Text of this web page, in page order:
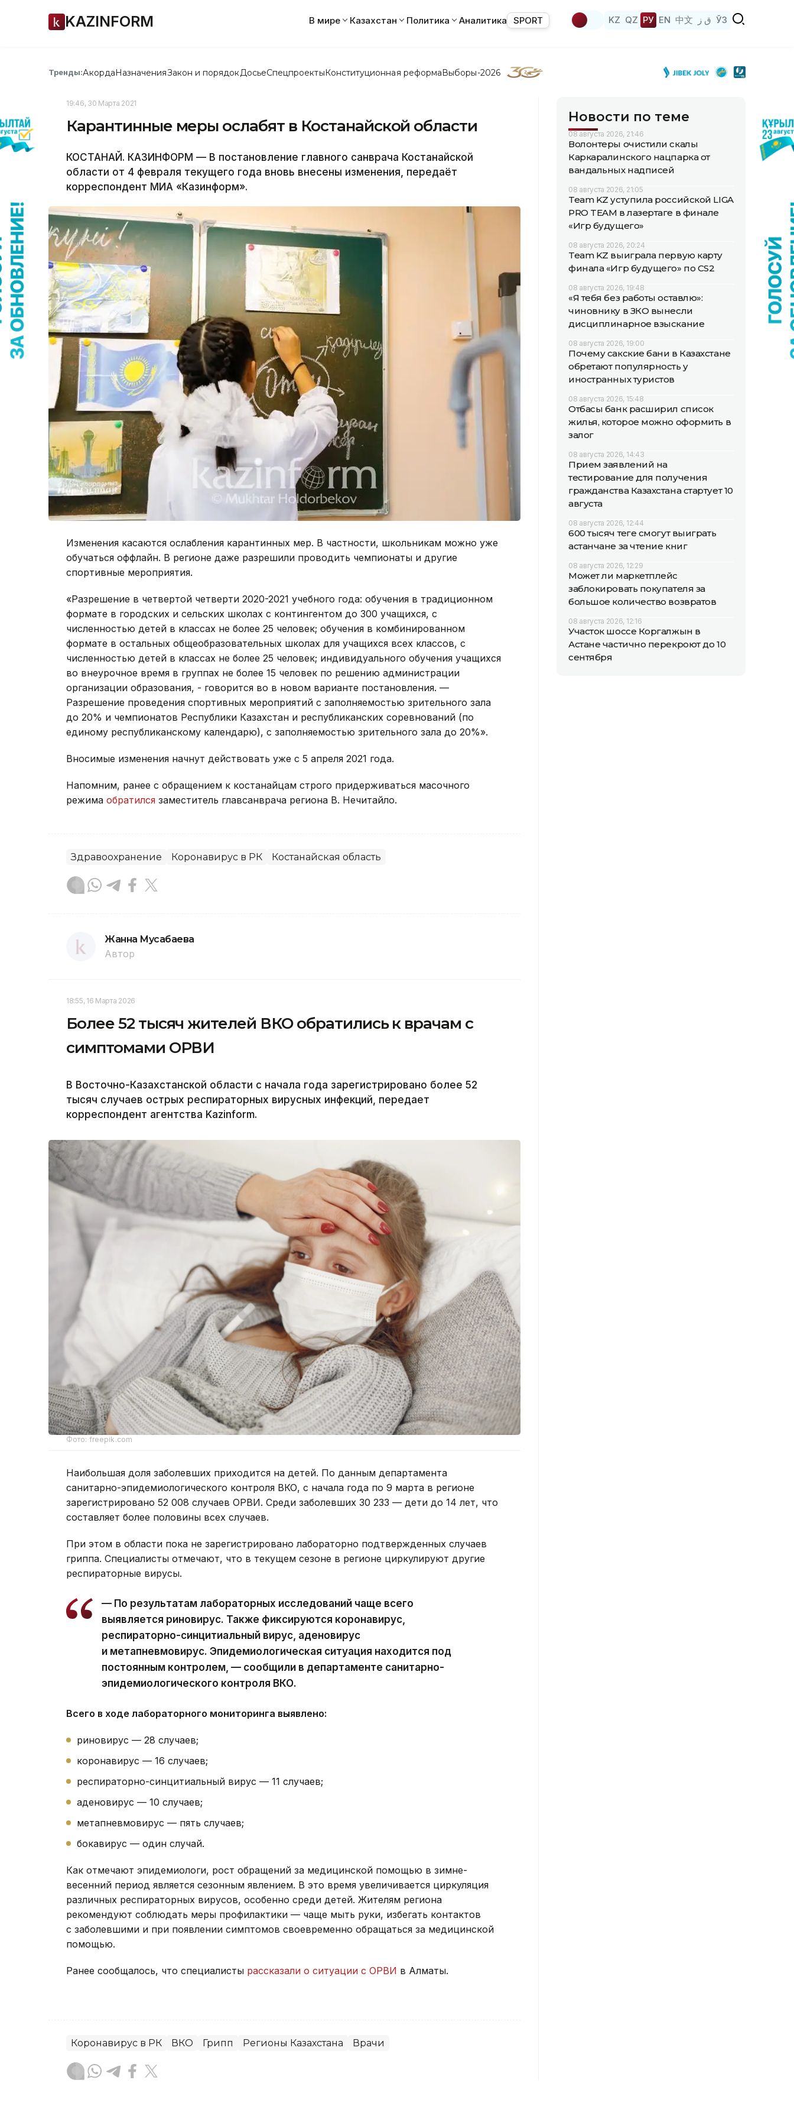
KAZINFORM В мире Казахстан Политика Аналитика SPORT KZ QZ РУ EN 中文 ق ز ЎЗ
Тренды:АкордаНазначенияЗакон и порядок ДосьеСпецпроектыКонституционная реформаВыборы-2026
19:46, 30 Марта 2021
Карантинные меры ослабят в Костанайской области
КОСТАНАЙ. КАЗИНФОРМ — В постановление главного санврача Костанайской
области от 4 февраля текущего года вновь внесены изменения, передаёт
корреспондент МИА «Казинформ».
Изменения касаются ослабления карантинных мер. В частности, школьникам можно уже
обучаться оффлайн. В регионе даже разрешили проводить чемпионаты и другие
спортивные мероприятия.
«Разрешение в четвертой четверти 2020-2021 учебного года: обучения в традиционном
формате в городских и сельских школах с контингентом до 300 учащихся, с
численностью детей в классах не более 25 человек; обучения в комбинированном
формате в остальных общеобразовательных школах для учащихся всех классов, с
численностью детей в классах не более 25 человек; индивидуального обучения учащихся
во внеурочное время в группах не более 15 человек по решению администрации
организации образования, - говорится во в новом варианте постановления. —
Разрешение проведения спортивных мероприятий с заполняемостью зрительного зала
до 20% и чемпионатов Республики Казахстан и республиканских соревнований (по
единому республиканскому календарю), с заполняемостью зрительного зала до 20%».
Вносимые изменения начнут действовать уже с 5 апреля 2021 года.
Напомним, ранее с обращением к костанайцам строго придерживаться масочного
режима обратился заместитель главсанврача региона В. Нечитайло.
Здравоохранение Коронавирус в РК Костанайская область
Жанна Мусабаева
Автор
18:55, 16 Марта 2026
Более 52 тысяч жителей ВКО обратились к врачам с
симптомами ОРВИ
В Восточно-Казахстанской области с начала года зарегистрировано более 52
тысяч случаев острых респираторных вирусных инфекций, передает
корреспондент агентства Kazinform.
Фото: freepik.com
Наибольшая доля заболевших приходится на детей. По данным департамента
санитарно-эпидемиологического контроля ВКО, с начала года по 9 марта в регионе
зарегистрировано 52 008 случаев ОРВИ. Среди заболевших 30 233 — дети до 14 лет, что
составляет более половины всех случаев.
При этом в области пока не зарегистрировано лабораторно подтвержденных случаев
гриппа. Специалисты отмечают, что в текущем сезоне в регионе циркулируют другие
респираторные вирусы.
— По результатам лабораторных исследований чаще всего
выявляется риновирус. Также фиксируются коронавирус,
респираторно-синцитиальный вирус, аденовирус
и метапневмовирус. Эпидемиологическая ситуация находится под
постоянным контролем, — сообщили в департаменте санитарно-
эпидемиологического контроля ВКО.
Всего в ходе лабораторного мониторинга выявлено:
риновирус — 28 случаев;
коронавирус — 16 случаев;
респираторно-синцитиальный вирус — 11 случаев;
аденовирус — 10 случаев;
метапневмовирус — пять случаев;
бокавирус — один случай.
Как отмечают эпидемиологи, рост обращений за медицинской помощью в зимне-
весенний период является сезонным явлением. В это время увеличивается циркуляция
различных респираторных вирусов, особенно среди детей. Жителям региона
рекомендуют соблюдать меры профилактики — чаще мыть руки, избегать контактов
с заболевшими и при появлении симптомов своевременно обращаться за медицинской
помощью.
Ранее сообщалось, что специалисты рассказали о ситуации с ОРВИ в Алматы.
Коронавирус в РК ВКО Грипп Регионы Казахстана Врачи
Новости по теме
08 августа 2026, 21:46
Волонтеры очистили скалы
Каркаралинского нацпарка от
вандальных надписей
08 августа 2026, 21:05
Team KZ уступила российской LIGA
PRO TEAM в лазертаге в финале
«Игр будущего»
08 августа 2026, 20:24
Team KZ выиграла первую карту
финала «Игр будущего» по CS2
08 августа 2026, 19:48
«Я тебя без работы оставлю»:
чиновнику в ЗКО вынесли
дисциплинарное взыскание
08 августа 2026, 19:00
Почему сакские бани в Казахстане
обретают популярность у
иностранных туристов
08 августа 2026, 15:48
Отбасы банк расширил список
жилья, которое можно оформить в
залог
08 августа 2026, 14:43
Прием заявлений на
тестирование для получения
гражданства Казахстана стартует 10
августа
08 августа 2026, 12:44
600 тысяч теңге смогут выиграть
астанчане за чтение книг
08 августа 2026, 12:29
Может ли маркетплейс
заблокировать покупателя за
большое количество возвратов
08 августа 2026, 12:16
Участок шоссе Коргалжын в
Астане частично перекроют до 10
сентября